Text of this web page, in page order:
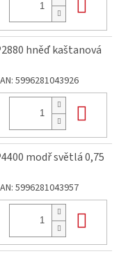
hněď kaštanová
5996281043926
modř světlá 0,75
5996281043957